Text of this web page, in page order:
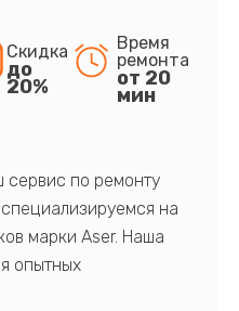
Скидка
до
20%
Время
ремонта
от 20
мин
сервис по ремонту
на
марки Aser. Наша
опытных
знаниями и